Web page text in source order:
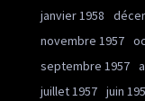
janvier 1958
novembre 1957
septembre 1957
juillet 1957 juin